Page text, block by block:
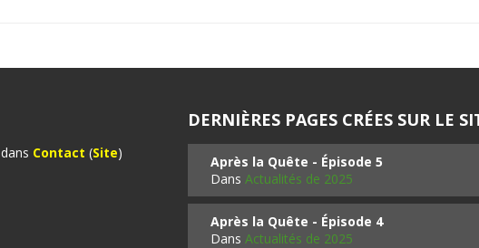
dans Contact (Site)
DERNIÈRES PAGES CRÉES SUR LE
Après la Quête - Épisode 5
Dans Actualités de 2025
Après la Quête - Épisode 4
Dans Actualités de 2025